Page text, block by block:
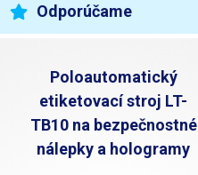
Odporúčame
Poloautomatický
etiketovací stroj LT-
TB10 na bezpečnostné
nálepky a hologramy